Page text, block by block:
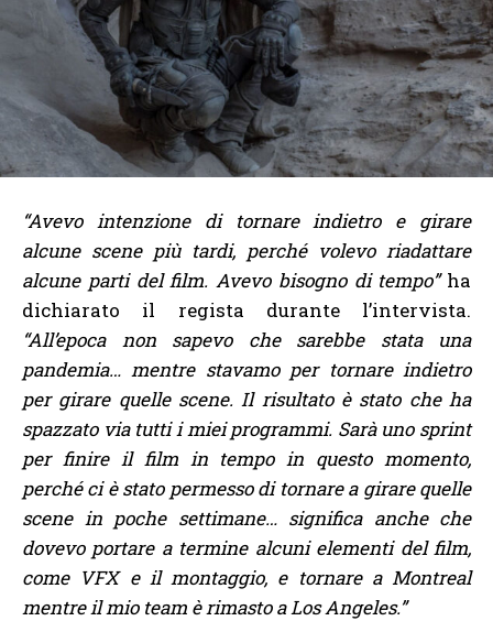
“Avevo intenzione di tornare indietro e girare
alcune scene più tardi, perché volevo riadattare
alcune parti del film. Avevo bisogno di tempo”ha
dichiarato il regista durante l’intervista.
“All’epoca non sapevo che sarebbe stata una
pandemia… mentre stavamo per tornare indietro
per girare quelle scene. Il risultato è stato che ha
spazzato via tutti i miei programmi. Sarà uno sprint
per finire il film in tempo in questo momento,
perché ci è stato permesso di tornare a girare quelle
scene in poche settimane… significa anche che
dovevo portare a termine alcuni elementi del film,
come VFX e il montaggio, e tornare a Montreal
mentre il mio team è rimasto a Los Angeles.”